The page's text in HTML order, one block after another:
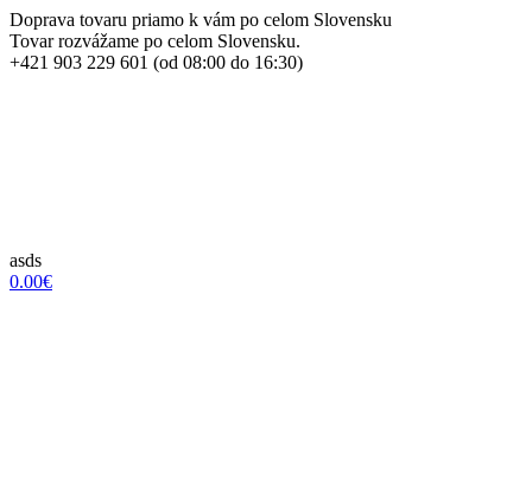
Doprava tovaru priamo k vám po celom Slovensku
Tovar rozvážame po celom Slovensku.
+421 903 229 601 (od 08:00 do 16:30)
asds
0.00€